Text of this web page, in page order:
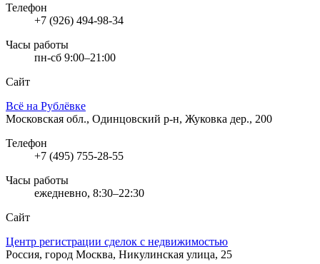
Телефон
+7 (926) 494-98-34
Часы работы
пн-сб 9:00–21:00
Сайт
Всё на Рублёвке
Московская обл., Одинцовский р-н, Жуковка дер., 200
Телефон
+7 (495) 755-28-55
Часы работы
ежедневно, 8:30–22:30
Сайт
Центр регистрации сделок с недвижимостью
Россия, город Москва, Никулинская улица, 25